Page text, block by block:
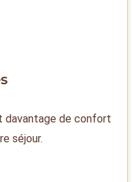
davantage de confort
séjour.